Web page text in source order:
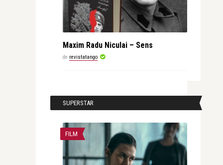
Maxim Radu Niculai – Sens
de revistatango
SUPERSTAR
FILM